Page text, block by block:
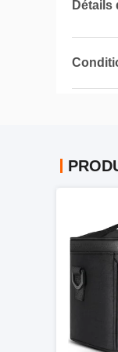
Détails